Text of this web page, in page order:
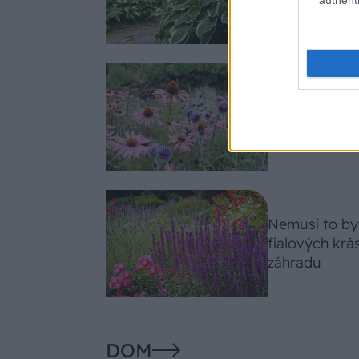
celosezónny
Tieto
Nemusí to
fialových
záhradu
DOM